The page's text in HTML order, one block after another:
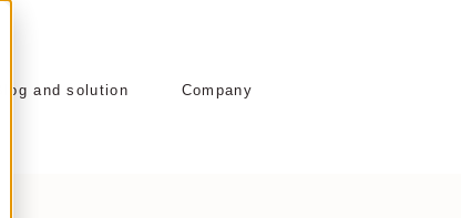
Blog and solution Company